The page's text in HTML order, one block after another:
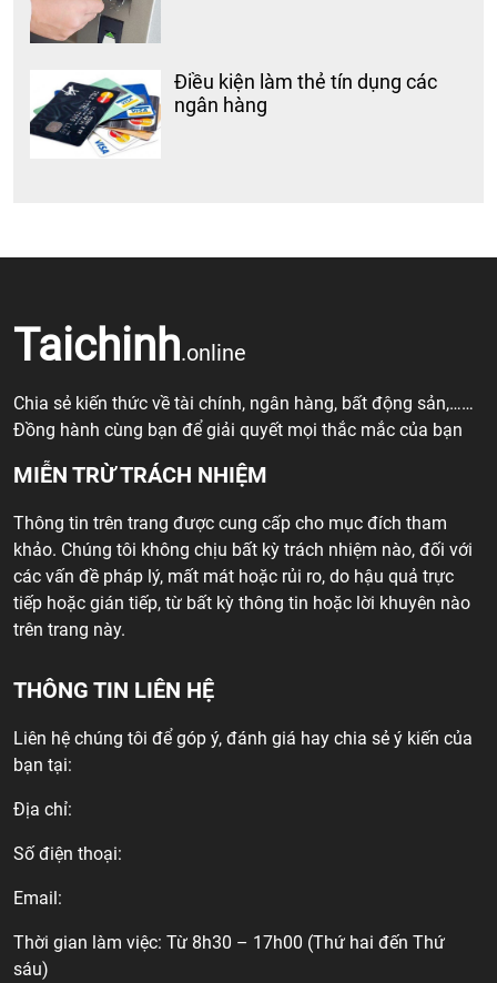
Điều kiện làm thẻ tín dụng các
ngân hàng
Taichinh.online
Chia sẻ kiến thức về tài chính, ngân hàng, bất động sản,……
Đồng hành cùng bạn để giải quyết mọi thắc mắc của bạn
MIỄN TRỪ TRÁCH NHIỆM
Thông tin trên trang được cung cấp cho mục đích tham
khảo. Chúng tôi không chịu bất kỳ trách nhiệm nào, đối với
các vấn đề pháp lý, mất mát hoặc rủi ro, do hậu quả trực
tiếp hoặc gián tiếp, từ bất kỳ thông tin hoặc lời khuyên nào
trên trang này.
THÔNG TIN LIÊN HỆ
Liên hệ chúng tôi để góp ý, đánh giá hay chia sẻ ý kiến của
bạn tại:
Địa chỉ:
Số điện thoại:
Email:
Thời gian làm việc: Từ 8h30 – 17h00 (Thứ hai đến Thứ
sáu)